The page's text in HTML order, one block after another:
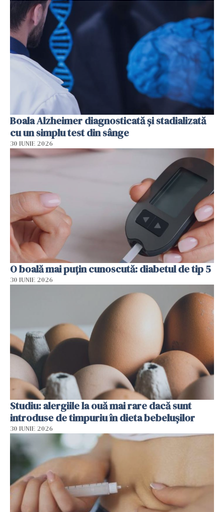
Boala Alzheimer diagnosticată și stadializată
cu un simplu test din sânge
30 IUNIE 2026
O boală mai puțin cunoscută: diabetul de tip 5
30 IUNIE 2026
Studiu: alergiile la ouă mai rare dacă sunt
introduse de timpuriu în dieta bebelușilor
30 IUNIE 2026